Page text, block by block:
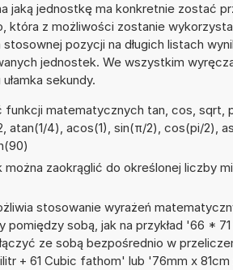
jaką jednostkę ma konkretnie zostać
która z możliwości zostanie
pozycji na długich listach
jednostek. We wszystkim
sekundy.
funkcji matematycznych tan, cos, sqrt,
atan(1/4), acos(1), sin(π/2), cos(pi/2),
zaokrąglić do określonej liczby
stosowanie wyrażeń
pomiędzy sobą, jak na przykład '66 *
ze sobą bezpośrednio w
+ 61 Cubic fathom' lub '76mm x